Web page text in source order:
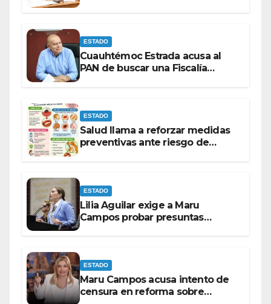
ESTADO
Cuauhtémoc Estrada acusa al
PAN de buscar una Fiscalía
ESTADO
Salud llama a reforzar medidas
preventivas ante riesgo de
ESTADO
Lilia Aguilar exige a Maru
Campos probar presuntas
ESTADO
Maru Campos acusa intento de
censura en reforma sobre